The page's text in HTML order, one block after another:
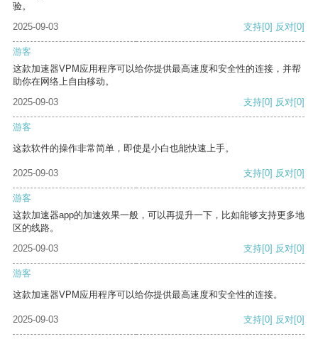
验。
2025-09-03
支持[0] 反对[0]
游客
这款加速器VPM应用程序可以给你提供最高速度和安全性的连接，并帮
助你在网络上自由移动。
2025-09-03
支持[0] 反对[0]
游客
这款软件的操作非常简单，即使是小白也能快速上手。
2025-09-03 支持[0] 反对[0]
游客
这款加速器app的加速效果一般，可以再提升一下，比如能够支持更多地
区的线路。
2025-09-03
支持[0] 反对[0]
游客
这款加速器VPM应用程序可以给你提供最高速度和安全性的连接。
2025-09-03 支持[0] 反对[0]